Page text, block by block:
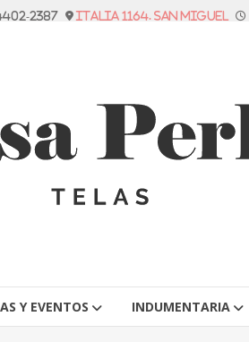
2387 Italia 1164. San Miguel
Y EVENTOS INDUMENTARIA